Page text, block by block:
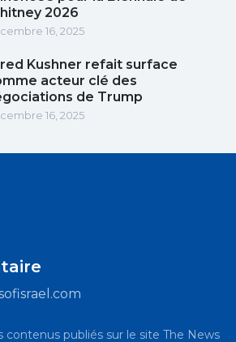
2026
16, 2025
Kushner refait surface
acteur clé des
de Trump
16, 2025
contenus publiés sur le site The News